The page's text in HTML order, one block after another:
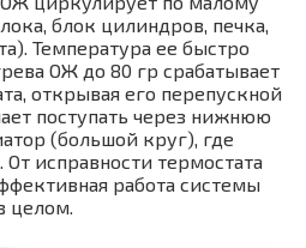
блок цилиндров, печка,
Температура ее быстро
ОЖ до 80 гр срабатывает
открывая его перепускной
поступать через нижнюю
(большой круг), где
исправности термостата
работа системы
целом.